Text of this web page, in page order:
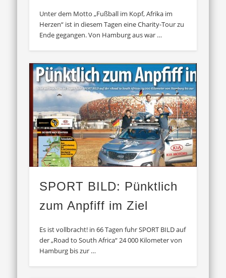
Unter dem Motto „Fußball im Kopf, Afrika im
Herzen“ ist in diesem Tagen eine Charity-Tour zu
Ende gegangen. Von Hamburg aus war …
SPORT BILD: Pünktlich
zum Anpfiff im Ziel
Es ist vollbracht! in 66 Tagen fuhr SPORT BILD auf
der „Road to South Africa“ 24 000 Kilometer von
Hamburg bis zur …